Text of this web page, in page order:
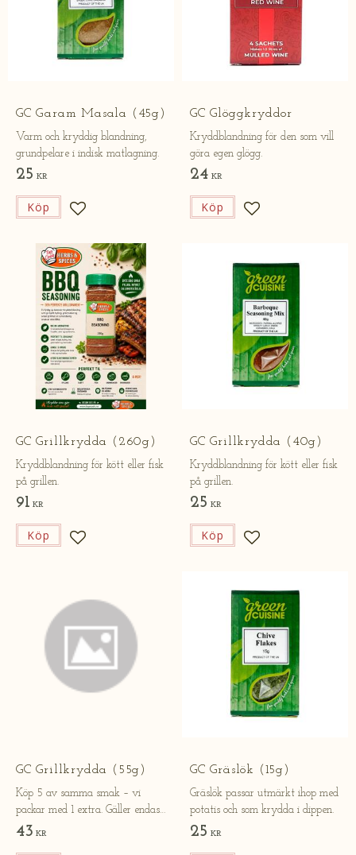
GC Garam Masala (45g)
Varm och kryddig blandning,
grundpelare i indisk matlagning.
25 KR
Lägg till i favoriter
Köp
GC Glöggkryddor
Kryddblandning för den som vill
göra egen glögg.
24 KR
Lägg till i
Köp
GC Grillkrydda (260g)
Kryddblandning för kött eller fisk
på grillen.
91 KR
Lägg till i favoriter
Köp
GC Grillkrydda (40g)
Kryddblandning för kött eller fisk
på grillen.
25 KR
Lägg till i
Köp
GC Grillkrydda (55g)
Köp 5 av samma smak – vi
packar med 1 extra. Gäller endast
online.
43 KR
GC Gräslök (15g)
Gräslök passar utmärkt ihop med
potatis och som krydda i dippen.
25 KR